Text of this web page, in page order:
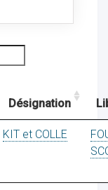
Désignation
KIT et COLLE